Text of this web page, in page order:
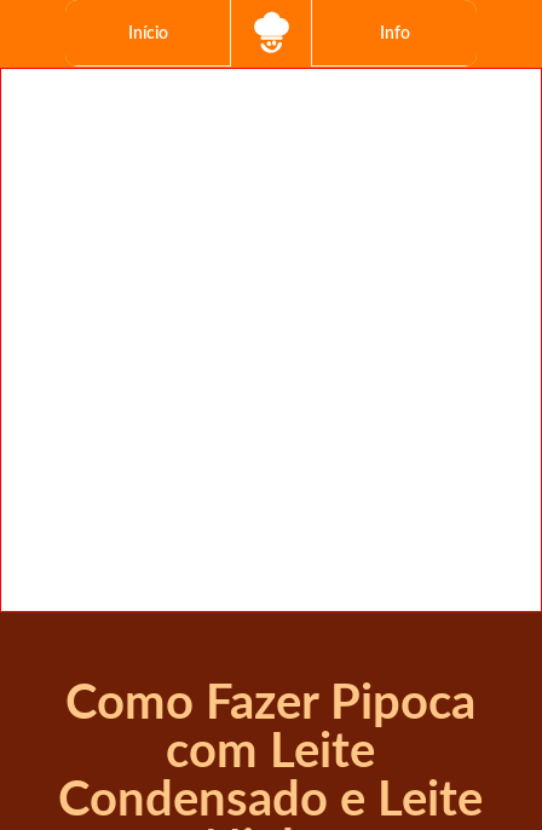
Início Info
Como Fazer Pipoca
com Leite
Condensado e Leite